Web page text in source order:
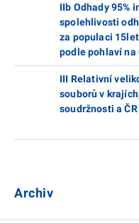
IIb Odhady 95%
spolehlivosti
za populaci
podle pohlaví na
III Relativní
souborů v
soudržnosti a ČR
Archiv